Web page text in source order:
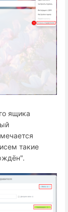
ящика
такие